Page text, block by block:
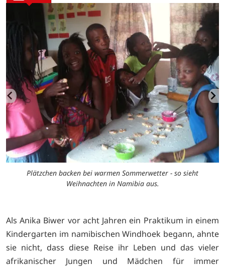
Plätzchen backen bei warmen Sommerwetter - so sieht
Weihnachten in Namibia aus.
Als Anika Biwer vor acht Jahren ein Praktikum in einem
Kindergarten im namibischen Windhoek begann, ahnte
sie nicht, dass diese Reise ihr Leben und das vieler
afrikanischer Jungen und Mädchen für immer